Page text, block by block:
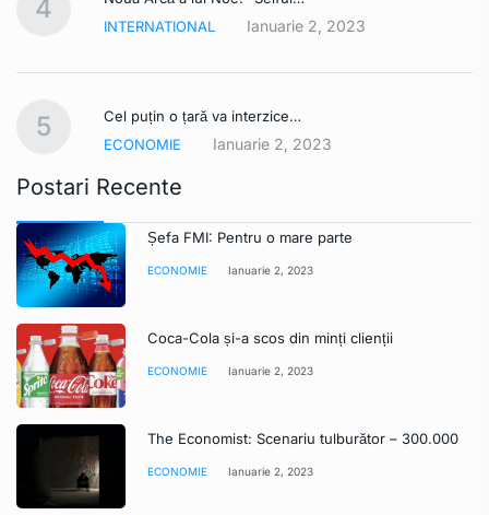
4
INTERNATIONAL
Ianuarie 2, 2023
5
Cel puțin o țară va interzice…
ECONOMIE
Ianuarie 2, 2023
Postari Recente
Șefa FMI: Pentru o mare parte
ECONOMIE Ianuarie 2, 2023
Coca-Cola și-a scos din minți clienții
ECONOMIE Ianuarie 2, 2023
The Economist: Scenariu tulburător – 300.000
ECONOMIE Ianuarie 2, 2023